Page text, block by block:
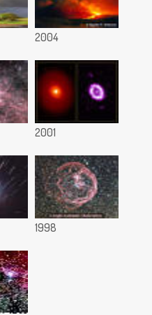
2004
2001
1998